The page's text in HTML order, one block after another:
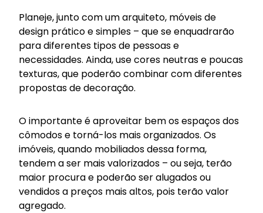
Planeje, junto com um arquiteto, móveis de
design prático e simples – que se enquadrarão
para diferentes tipos de pessoas e
necessidades. Ainda, use cores neutras e poucas
texturas, que poderão combinar com diferentes
propostas dedecoração.
O importante é aproveitar bem os espaços dos
cômodos e torná-los mais organizados. Os
imóveis, quando mobiliados dessa forma,
tendem a ser mais valorizados – ou seja, terão
maior procura e poderão ser alugados ou
vendidos a preços mais altos, pois terão valor
agregado.